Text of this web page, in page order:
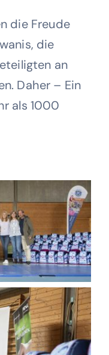
die Freude
die
an
Daher – Ein
als 1000